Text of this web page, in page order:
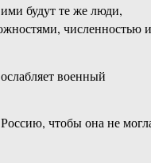
будут те же люди,
численностью и
военный
чтобы она не